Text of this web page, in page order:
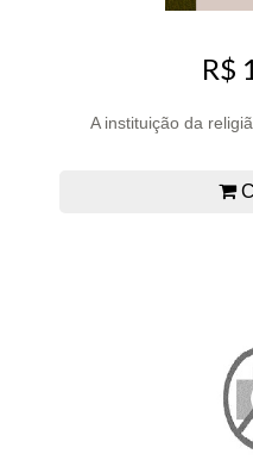
R$
A instituição da